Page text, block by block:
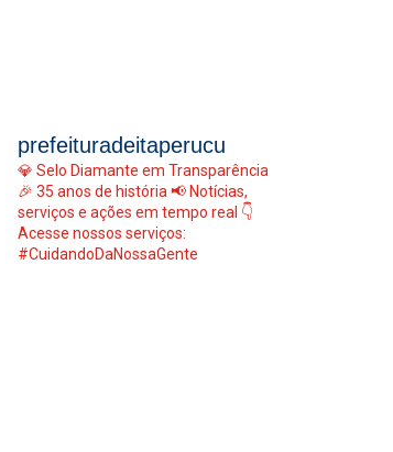
prefeituradeitaperucu
💎 Selo Diamante em Transparência
🎉 35 anos de história 📢 Notícias,
serviços e ações em tempo real 👇
Acesse nossos serviços:
#CuidandoDaNossaGente